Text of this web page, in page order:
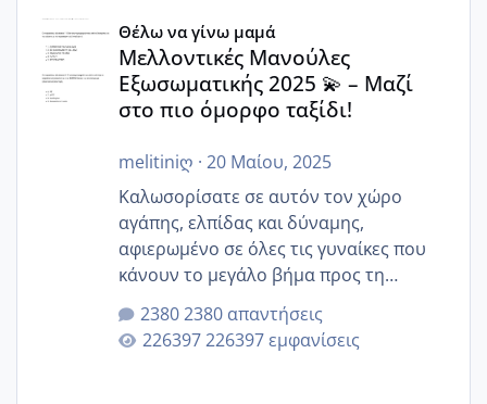
Μελλοντικές Μανούλες Εξωσωματικής 2025 💫 – Μαζί
Θέλω να γίνω μαμά
Μελλοντικές Μανούλες
Εξωσωματικής 2025 💫 – Μαζί
στο πιο όμορφο ταξίδι!
melitiniღ · 20 Μαίου, 2025
Καλωσορίσατε σε αυτόν τον χώρο
αγάπης, ελπίδας και δύναμης,
αφιερωμένο σε όλες τις γυναίκες που
κάνουν το μεγάλο βήμα προς τη
μητρότητα μέσω εξωσωματικής το 2025.
Εδώ θα μοιραστούμε αγωνίες, χαρές,
εμπειρίες και κάθε μικρή ή μεγάλη
2380 απαντήσεις
226397 εμφανίσεις